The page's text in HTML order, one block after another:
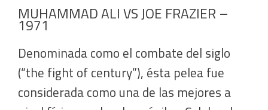
MUHAMMAD ALI VS JOE FRAZIER –
1971
Denominada como el combate del siglo
(“the fight of century”), ésta pelea fue
considerada como una de las mejores a